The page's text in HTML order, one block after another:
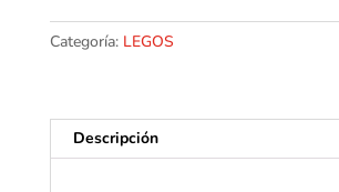
de
Construir,
Modelos
de
Categoría: LEGOS
Descripción